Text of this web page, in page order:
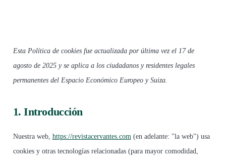
Esta Política de cookies fue actualizada por última vez el 17 de
agosto de 2025 y se aplica a los ciudadanos y residentes legales
permanentes del Espacio Económico Europeo y Suiza.
1. Introducción
Nuestra web, https://revistacervantes.com (en adelante: "la web") usa
cookies y otras tecnologías relacionadas (para mayor comodidad,